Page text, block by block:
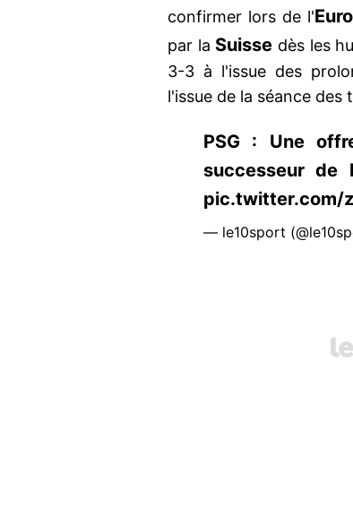
confirmer lors de l'
par la Suisse dès les
3-3 à l'issue des
l'issue de la séance des
PSG : Une
successeur de
pic.twitter.com/
— le10sport